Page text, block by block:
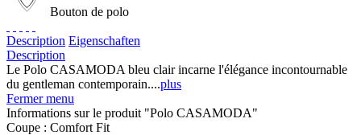
Bouton de polo
Description Eigenschaften
Description
Le Polo CASAMODA bleu clair incarne l'élégance incontournable
du gentleman contemporain....plus
Fermer menu
Informations sur le produit "Polo CASAMODA"
Coupe : Comfort Fit